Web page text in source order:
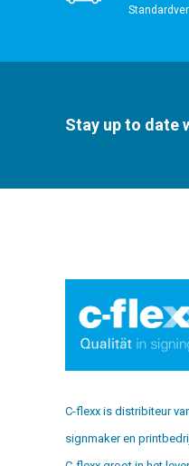
Stay up to date
C-flexx is distribiteur
signmaker en